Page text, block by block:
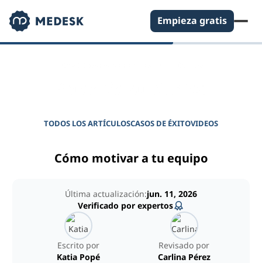
Empieza gratis
TODOS LOS ARTÍCULOSCASOS DE ÉXITOVIDEOS
Cómo motivar a tu equipo
Escrito por
Katia Popé
Revisado por
Carlina Pérez
Última actualización:jun. 11, 2026
Verificado por expertos